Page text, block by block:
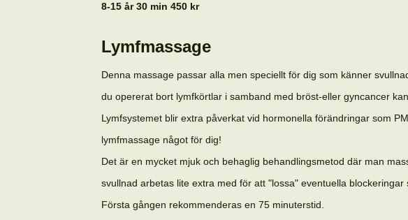
8-15 år 30 min 450 kr
Lymfmassage
Denna massage passar alla men speciellt för dig som känner
du opererat bort lymfkörtlar i samband med bröst-eller gyncancer
Lymfsystemet blir extra påverkat vid hormonella förändringar som
lymfmassage något för dig!
Det är en mycket mjuk och behaglig behandlingsmetod där man
svullnad arbetas lite extra med för att "lossa" eventuella
Första gången rekommenderas en 75 minuterstid.